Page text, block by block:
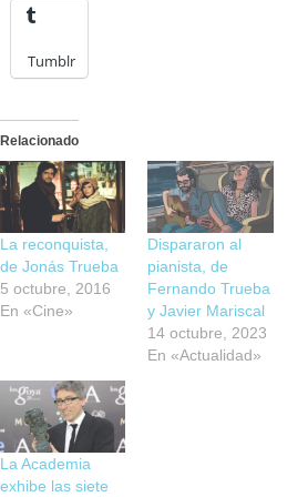
Tumblr
Relacionado
La reconquista,
de Jonás Trueba
5 octubre, 2016
En «Cine»
Dispararon al
pianista, de
Fernando Trueba
y Javier Mariscal
14 octubre, 2023
En «Actualidad»
La Academia
exhibe las siete